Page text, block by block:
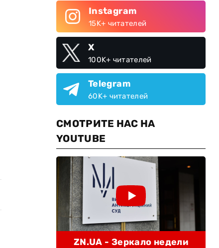
Instagram
15K+ читателей
X
100K+ читателей
Telegram
60K+ читателей
СМОТРИТЕ НАС НА
YOUTUBE
ZN.UA - Зеркало недели